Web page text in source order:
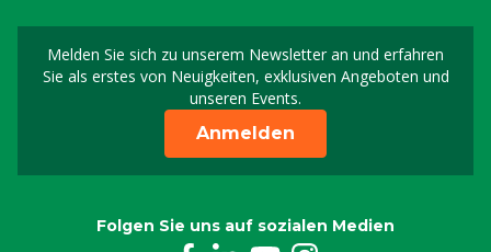
Melden Sie sich zu unserem Newsletter an und erfahren
Sie als erstes von Neuigkeiten, exklusiven Angeboten und
unseren Events.
Melden Sie sich für
Anmelden
Folgen Sie uns auf sozialen Medien